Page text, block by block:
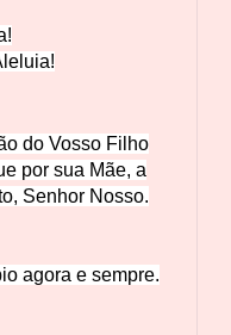
do Vosso Filho
por sua Mãe, a
Senhor Nosso.
agora e sempre.